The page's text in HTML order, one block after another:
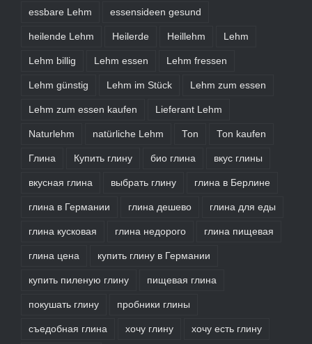
essbare Lehm essensideen gesund
heilende Lehm Heilerde Heillehm Lehm
Lehm billig Lehm essen Lehm fressen
Lehm günstig Lehm im Stück Lehm zum essen
Lehm zum essen kaufen Lieferant Lehm
Naturlehm natürliche Lehm Ton Ton kaufen
Глина Купить глину био глина вкус глины
вкусная глина выбрать глину глина в Берлине
глина в Германии глина дешево глина для еды
глина кусковая глина недорого глина пищевая
глина цена купить глину в Германии
купить пиленую глину пищевая глина
покушать глину пробники глины
съедобная глина хочу глину хочу есть глину